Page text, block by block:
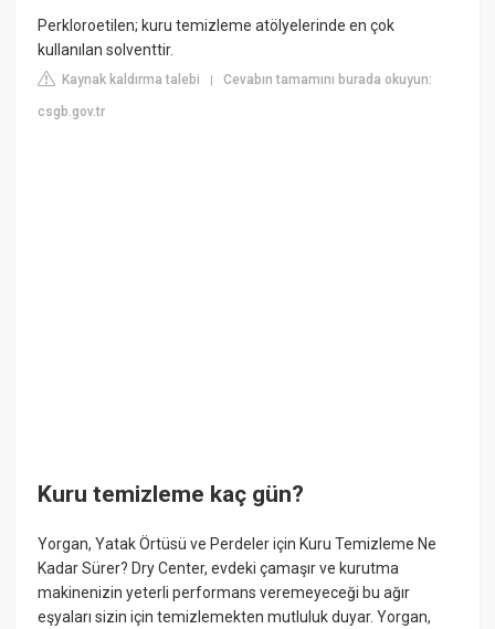
Perkloroetilen; kuru temizleme atölyelerinde en çok
kullanılan solventtir.
Kaynak kaldırma talebi |Cevabın tamamını burada okuyun:
csgb.gov.tr
Kuru temizleme kaç gün?
Yorgan, Yatak Örtüsü ve Perdeler için Kuru Temizleme Ne
Kadar Sürer? Dry Center, evdeki çamaşır ve kurutma
makinenizin yeterli performans veremeyeceği bu ağır
eşyaları sizin için temizlemekten mutluluk duyar. Yorgan,